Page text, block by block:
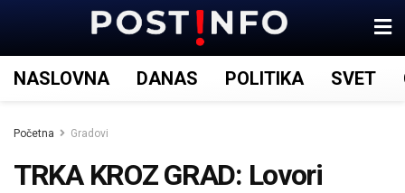
NASLOVNA DANAS POLITIKA SVET
Početna Gradovi
TRKA KROZ GRAD: Lovori